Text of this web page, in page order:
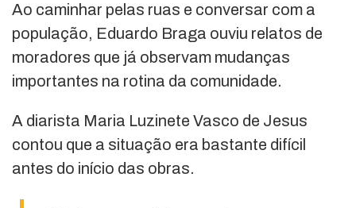
Ao caminhar pelas ruas e conversar com a
população, Eduardo Braga ouviu relatos de
moradores que já observam mudanças
importantes na rotina da comunidade.
A diarista Maria Luzinete Vasco de Jesus
contou que a situação era bastante difícil
antes do início das obras.